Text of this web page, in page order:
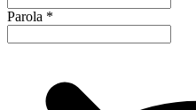
Parola *